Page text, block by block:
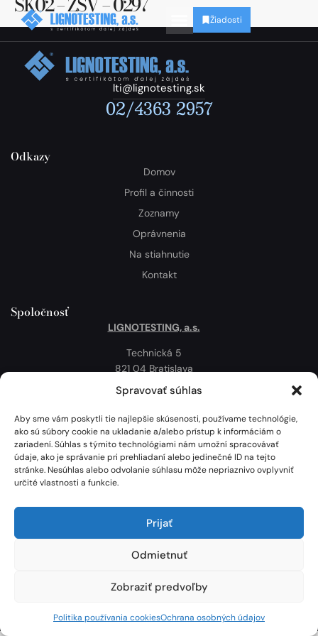
Spravovať súhlas
Aby sme vám poskytli tie najlepšie skúsenosti, používame technológie,
ako sú súbory cookie na ukladanie a/alebo prístup k informáciám o
zariadení. Súhlas s týmito technológiami nám umožní spracovávať
údaje, ako je správanie pri prehliadaní alebo jedinečné ID na tejto
stránke. Nesúhlas alebo odvolanie súhlasu môže nepriaznivo ovplyvniť
určité vlastnosti a funkcie.
Prijať
Odmietnuť
Zobraziť predvoľby
Politika používania cookiesOchrana osobných údajov
Žiadosti
lti@lignotesting.sk
02/4363 2957
Odkazy
Domov
Profil a činnosti
Zoznamy
Oprávnenia
Na stiahnutie
Kontakt
Spoločnosť
LIGNOTESTING, a.s.
Technická 5
821 04 Bratislava
Slovenská republika
Politika používania cookies
Mapa
Lignotesting, a. s. © 2024 | Všetky práva vyhradené. | Vytvoril: Marek Heinfarth.